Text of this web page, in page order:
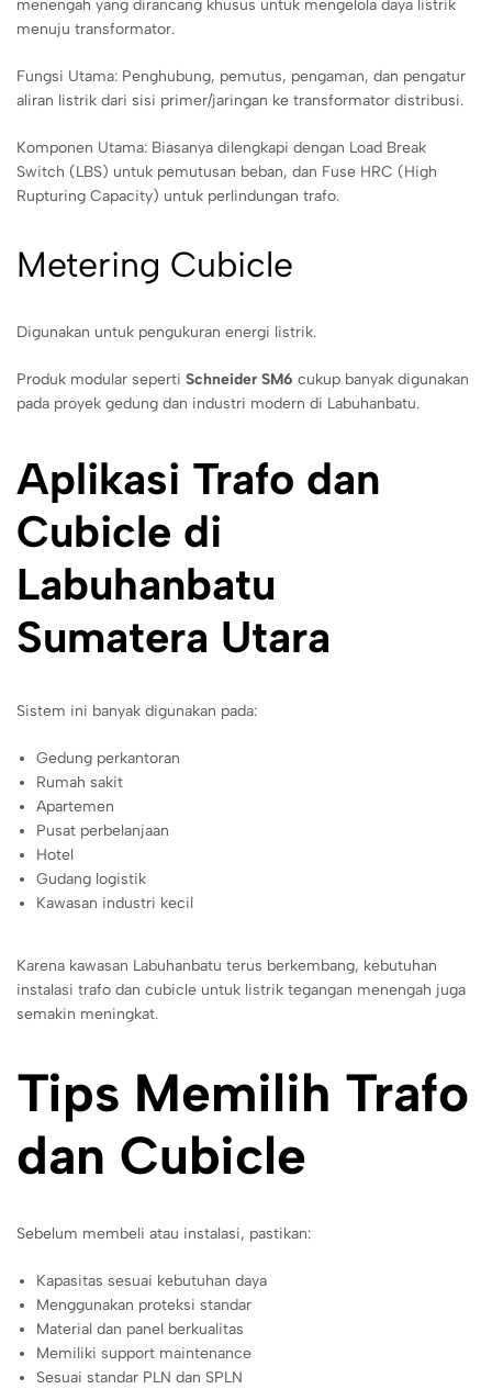
menengah yang dirancang khusus untuk mengelola daya listrik
menuju transformator.
Fungsi Utama: Penghubung, pemutus, pengaman, dan pengatur
aliran listrik dari sisi primer/jaringan ke transformator distribusi.
Komponen Utama: Biasanya dilengkapi dengan Load Break
Switch (LBS) untuk pemutusan beban, dan Fuse HRC (High
Rupturing Capacity) untuk perlindungan trafo.
Metering Cubicle
Digunakan untuk pengukuran energi listrik.
Produk modular seperti Schneider SM6 cukup banyak digunakan
pada proyek gedung dan industri modern di Labuhanbatu.
Aplikasi Trafo dan
Cubicle di
Labuhanbatu
Sumatera Utara
Sistem ini banyak digunakan pada:
Gedung perkantoran
Rumah sakit
Apartemen
Pusat perbelanjaan
Hotel
Gudang logistik
Kawasan industri kecil
Karena kawasan Labuhanbatu terus berkembang, kebutuhan
instalasi trafo dan cubicle untuk listrik tegangan menengah juga
semakin meningkat.
Tips Memilih Trafo
dan Cubicle
Sebelum membeli atau instalasi, pastikan:
Kapasitas sesuai kebutuhan daya
Menggunakan proteksi standar
Material dan panel berkualitas
Memiliki support maintenance
Sesuai standar PLN dan SPLN